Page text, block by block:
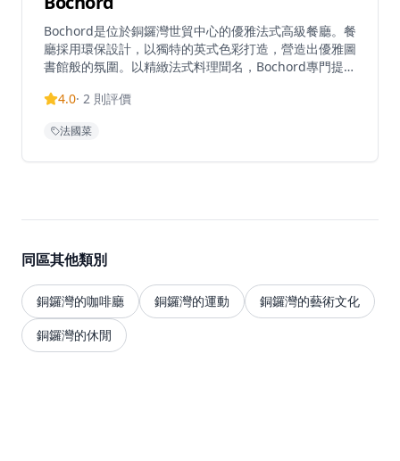
Bochord是位於銅鑼灣世貿中心的優雅法式高級餐廳。餐
廳採用環保設計，以獨特的英式色彩打造，營造出優雅圖
書館般的氛圍。以精緻法式料理聞名，Bochord專門提供
分，位列香港頂級餐廳之一。Bochord提供優質用餐體
及以極致嫩滑著稱的法式鴨胸。餐廳營業時間為12:00-
4.0· 2 則評價
法國菜
同區其他類別
銅鑼灣的咖啡廳 銅鑼灣的運動
銅鑼灣的藝術文化
銅鑼灣的休閒